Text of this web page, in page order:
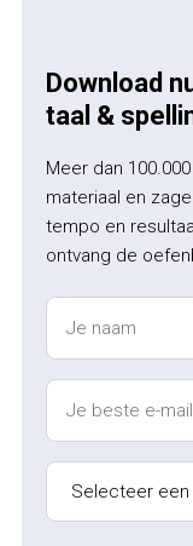
Download
taal &
Meer dan
materiaal en
tempo en
ontvang de